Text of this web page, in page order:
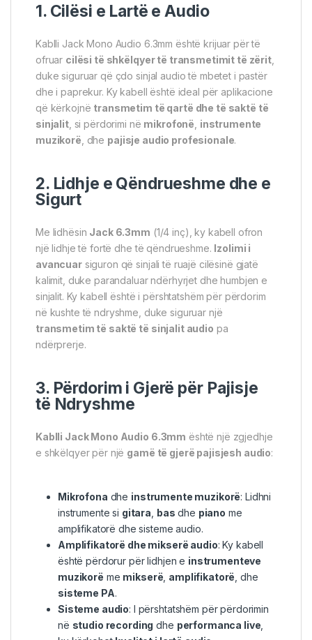
1. Cilësi e Lartë e Audio
Kablli Jack Mono Audio 6.3mm është krijuar për të
ofruar cilësi të shkëlqyer të transmetimit të zërit,
duke siguruar që çdo sinjal audio të mbetet i pastër
dhe i paprekur. Ky kabell është ideal për aplikacione
që kërkojnë transmetim të qartë dhe të saktë të
sinjalit, si përdorimi në mikrofonë instrumente
muzikorë , dhe pajisje audio profesionale.
2. Lidhje e Qëndrueshme dhe e
Sigurt
Me lidhësin Jack 6.3mm (1/4 inç), ky kabell ofron
një lidhje të fortë dhe të qëndrueshme. Izolimi i
avancuarsiguron që sinjali të ruajë cilësinë gjatë
kalimit, duke parandaluar ndërhyrjet dhe humbjen e
sinjalit. Ky kabell është i përshtatshëm për përdorim
në kushte të ndryshme, duke siguruar një
transmetim të saktë të sinjalit audio pa
ndërprerje.
3. Përdorim i Gjerë për Pajisje
të Ndryshme
Kablli Jack Mono Audio 6.3mm është një zgjedhje
e shkëlqyer për një gamë të gjerë pajisjesh audio:
Mikrofona dhe instrumente muzikorë: Lidhni
instrumente si gitara bas dhe piano me
amplifikatorë dhe sisteme audio.
Amplifikatorë dhe mikserë audio: Ky kabell
është përdorur për lidhjen e instrumenteve
muzikorë me mikserë amplifikatorë , dhe
sisteme PA.
Sisteme audio: I përshtatshëm për përdorimin
në studio recording dhe performanca live